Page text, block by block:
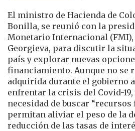
El ministro de Hacienda de
Bonilla, se reunió con la
Monetario Internacional
Georgieva, para discutir la
país y explorar nuevas
financiamiento. Aunque no se
adquirida durante el gobierno
enfrentar la crisis del Covid-
necesidad de buscar “recursos
permitan aliviar el peso de la
reducción de las tasas de